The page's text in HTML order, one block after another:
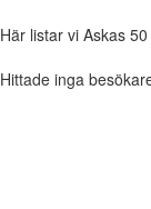
Här listar vi Askas
Hittade inga